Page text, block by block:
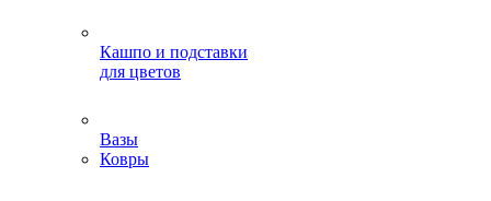
Кашпо и подставки
для цветов
Вазы
Ковры